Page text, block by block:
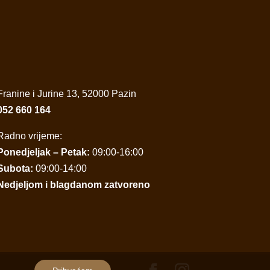
i Jurine 13, 52000 Pazin
660 164
vrijeme:
– Petak: 09:00-16:00
09:00-14:00
i blagdanom zatvoreno